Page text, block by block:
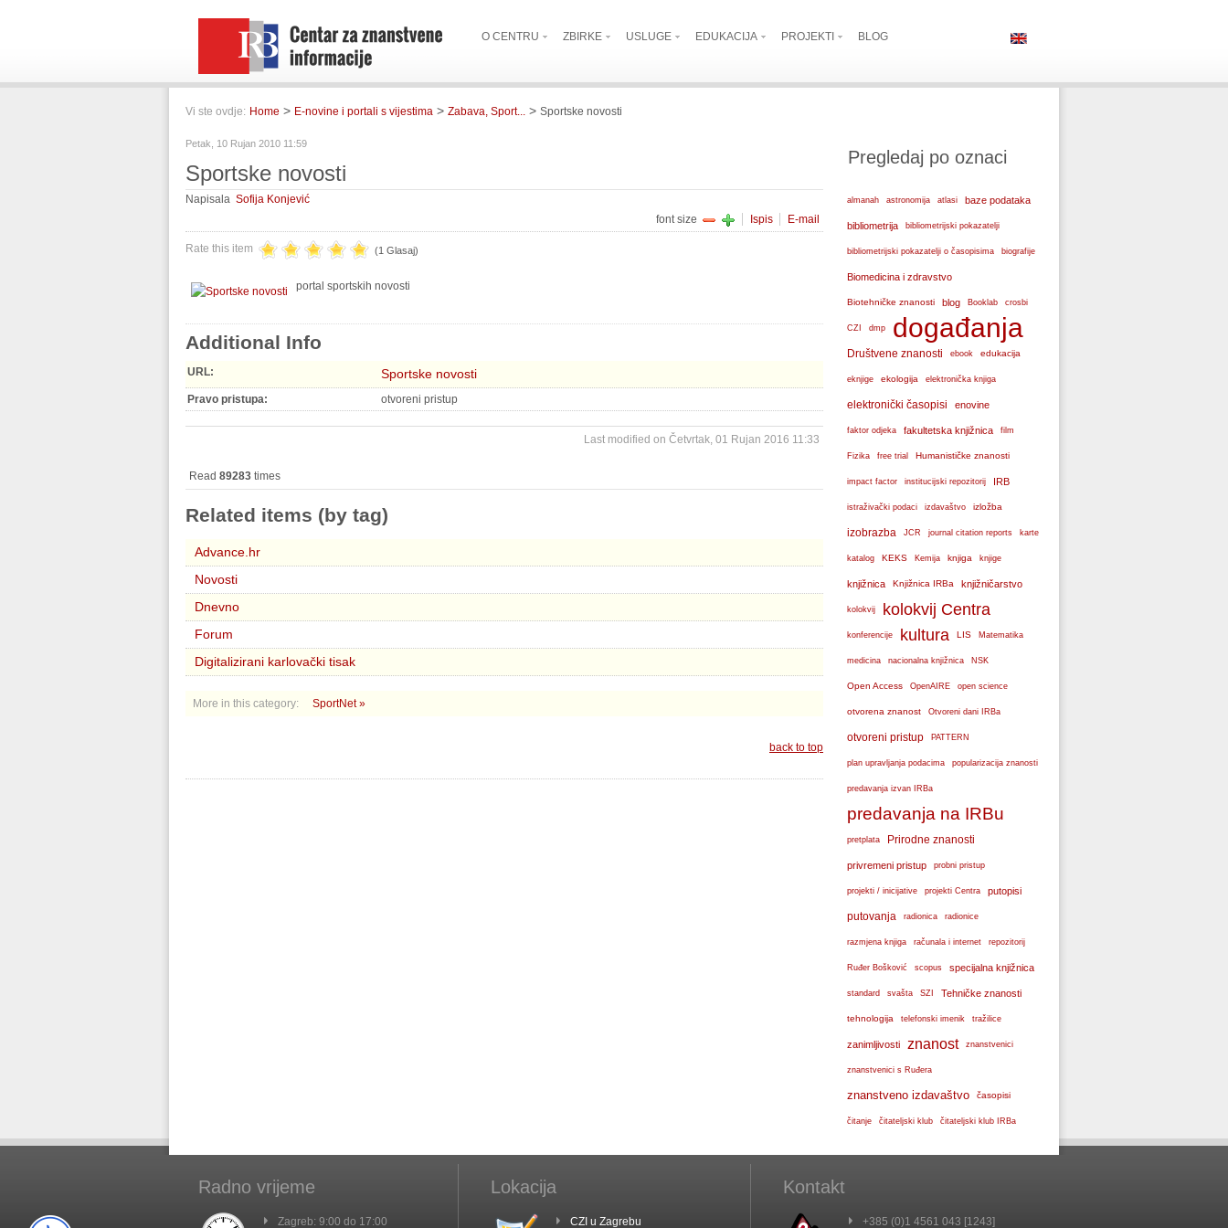
O CENTRU ZBIRKE USLUGE EDUKACIJA PROJEKTI BLOG
Vi ste ovdje: Home > E-novine i portali s vijestima > Zabava, Sport... > Sportske novosti
Petak, 10 Rujan 2010 11:59
Sportske novosti
Napisala Sofija Konjević
font size
Ispis E-mail
Rate this item (1 Glasaj)
portal sportskih novosti
Additional Info
URL: Sportske novosti
Pravo pristupa: otvoreni pristup
Last modified on Četvrtak, 01 Rujan 2016 11:33
Read 89283 times
Related items (by tag)
Advance.hr
Novosti
Dnevno
Forum
Digitalizirani karlovački tisak
More in this category: SportNet »
back to top
Pregledaj po oznaci
almanah astronomija atlasi baze podataka
bibliometrija bibliometrijski pokazatelji
bibliometrijski pokazatelji o časopisima biografije
Biomedicina i zdravstvo
Biotehničke znanosti blog Booklab crosbi
CZI dmp događanja
Društvene znanosti ebook edukacija
eknjige ekologija elektronička knjiga
elektronički časopisi enovine
faktor odjeka fakultetska knjižnica film
Fizika free trial Humanističke znanosti
impact factor institucijski repozitorij IRB
istraživački podaci izdavaštvo izložba
izobrazba JCR journal citation reports karte
katalog KEKS Kemija knjiga knjige
knjižnica Knjižnica IRBa knjižničarstvo
kolokvij kolokvij Centra
konferencije kultura LIS Matematika
medicina nacionalna knjižnica NSK
Open Access OpenAIRE open science
otvorena znanost Otvoreni dani IRBa
otvoreni pristup PATTERN
plan upravljanja podacima popularizacija znanosti
predavanja izvan IRBa
predavanja na IRBu
pretplata Prirodne znanosti
privremeni pristup probni pristup
projekti / inicijative projekti Centra putopisi
putovanja radionica radionice
razmjena knjiga računala i internet repozitorij
Ruđer Bošković scopus specijalna knjižnica
standard svašta SZI Tehničke znanosti
tehnologija telefonski imenik tražilice
zanimljivosti znanost znanstvenici
znanstvenici s Ruđera
znanstveno izdavaštvo časopisi
čitanje čitateljski klub čitateljski klub IRBa
Radno vrijeme
Zagreb: 9:00 do 17:00
Lokacija
CZI u Zagrebu
Kontakt
+385 (0)1 4561 043 [1243]